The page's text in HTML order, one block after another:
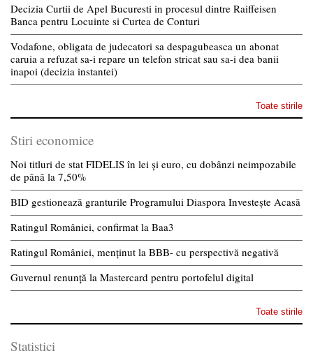
Decizia Curtii de Apel Bucuresti in procesul dintre Raiffeisen
Banca pentru Locuinte si Curtea de Conturi
Vodafone, obligata de judecatori sa despagubeasca un abonat
caruia a refuzat sa-i repare un telefon stricat sau sa-i dea banii
inapoi (decizia instantei)
Toate stirile
Stiri economice
Noi titluri de stat FIDELIS în lei și euro, cu dobânzi neimpozabile
de pânã la 7,50%
BID gestionează granturile Programului Diaspora Investește Acasă
Ratingul României, confirmat la Baa3
Ratingul României, menținut la BBB- cu perspectivă negativă
Guvernul renunță la Mastercard pentru portofelul digital
Toate stirile
Statistici